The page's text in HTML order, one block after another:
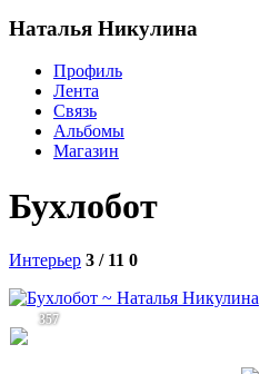
Наталья Никулина
Профиль
Лента
Связь
Альбомы
Магазин
Бухлобот
Интерьер 3 / 11 0
357